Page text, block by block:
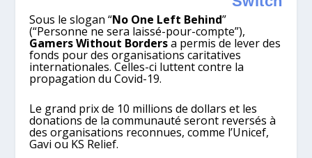
Sous le slogan “No One Left Behind”
(“Personne ne sera laissé-pour-compte”),
Gamers Without Bordersa permis de lever des
fonds pour des organisations caritatives
internationales. Celles-ci luttent contre la
propagation du Covid-19.
Le grand prix de 10 millions de dollars et les
donations de la communauté seront reversés à
des organisations reconnues, comme l’Unicef,
Gavi ou KS Relief.